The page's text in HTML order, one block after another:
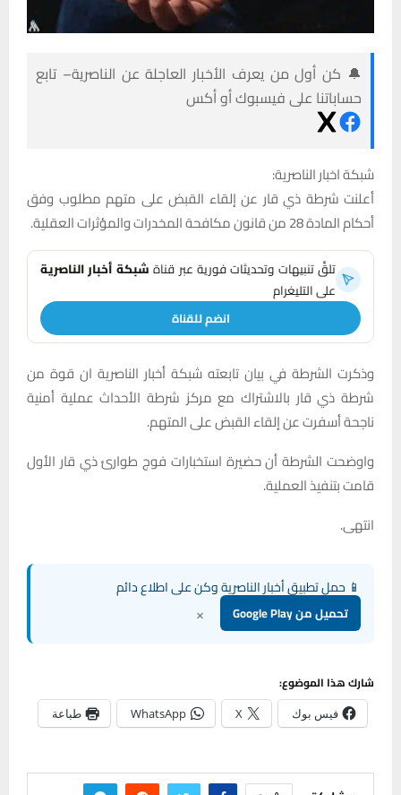
🔔 كن أول من يعرف الأخبار العاجلة عن الناصرية– تابع
حساباتنا على فيسبوك أو أكس
شبكة اخبار الناصرية:
أعلنت شرطة ذي قار عن إلقاء القبض على متهم مطلوب وفق
أحكام المادة 28 من قانون مكافحة المخدرات والمؤثرات العقلية.
تلقَّ تنبيهات وتحديثات فورية عبر قناةشبكة أخبار الناصرية
على التليغرام
انضم للقناة
وذكرت الشرطة في بيان تابعته شبكة أخبار الناصرية ان قوة من
شرطة ذي قار بالاشتراك مع مركز شرطة الأحداث عملية أمنية
ناجحة أسفرت عن إلقاء القبض على المتهم.
واوضحت الشرطة أن حضيرة استخبارات فوج طوارئ ذي قار الأول
قامت بتنفيذ العملية.
انتهى.
📱 حمل تطبيق أخبار الناصرية وكن على اطلاع دائم
تحميل من Google Play ×
شارك هذا الموضوع:
فيس بوك X
WhatsApp طباعة